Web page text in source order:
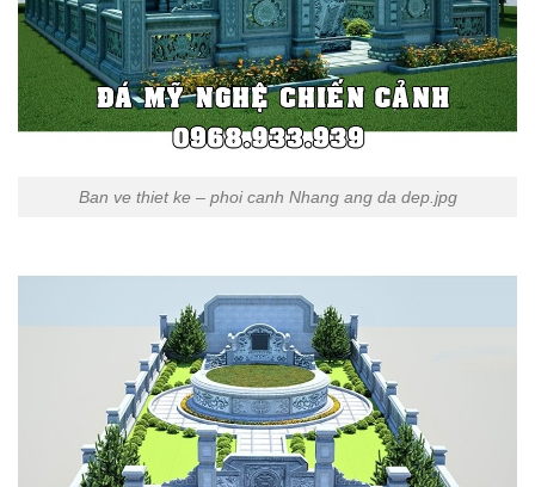
Ban ve thiet ke – phoi canh Nhang ang da dep.jpg